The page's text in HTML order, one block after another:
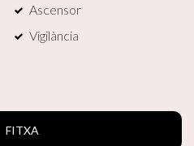
Ascensor
Vigilància
FITXA